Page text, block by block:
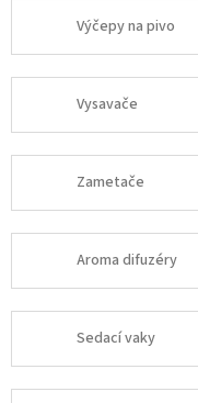
Výčepy na pivo
Vysavače
Zametače
Aroma difuzéry
Sedací vaky